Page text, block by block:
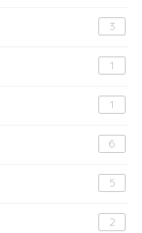
3
1
1
6
5
2